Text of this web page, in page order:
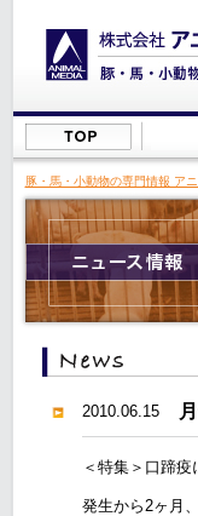
豚・馬・小動物の専門情報 ア
2010.06.15
＜特集＞口蹄
発生から2ヶ月